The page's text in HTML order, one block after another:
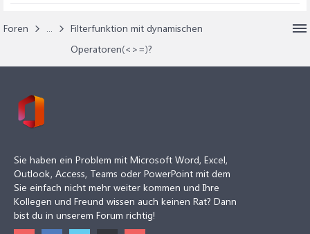
Foren ...
Filterfunktion mit dynamischen
Operatoren(<>=)?
Sie haben ein Problem mit Microsoft Word, Excel,
Outlook, Access, Teams oder PowerPoint mit dem
Sie einfach nicht mehr weiter kommen und Ihre
Kollegen und Freund wissen auch keinen Rat? Dann
bist du in unserem Forum richtig!